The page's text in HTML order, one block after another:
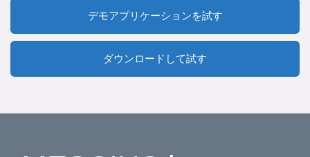
デモアプリケーションを試す
ダウンロードして試す